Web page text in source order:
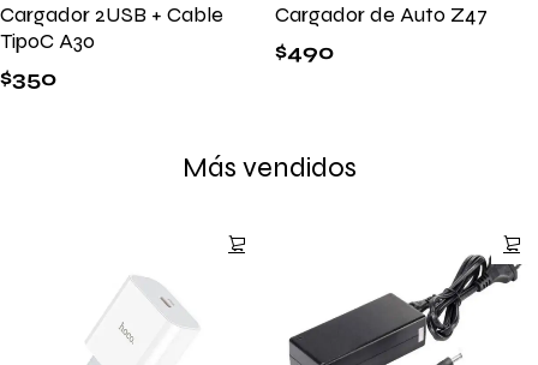
Cargador 2USB + Cable
TipoC A30
$350
Cargador de Auto Z47
$490
Más vendidos